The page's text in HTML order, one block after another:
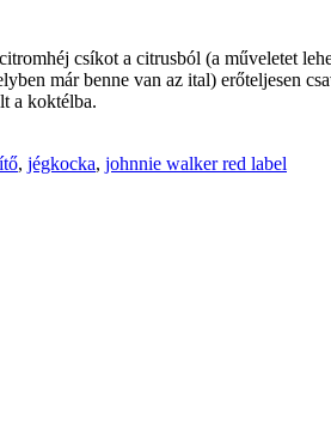
csíkot a citrusból (a műveletet
már benne van az ital) erőteljesen
a koktélba.
, jégkocka, johnnie walker red label